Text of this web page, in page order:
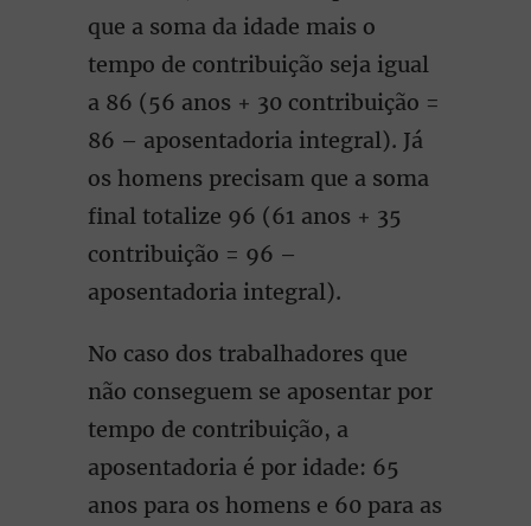
que a soma da idade mais o
tempo de contribuição seja igual
a 86 (56 anos + 30 contribuição =
86 – aposentadoria integral). Já
os homens precisam que a soma
final totalize 96 (61 anos + 35
contribuição = 96 –
aposentadoria integral).
No caso dos trabalhadores que
não conseguem se aposentar por
tempo de contribuição, a
aposentadoria é por idade: 65
anos para os homens e 60 para as